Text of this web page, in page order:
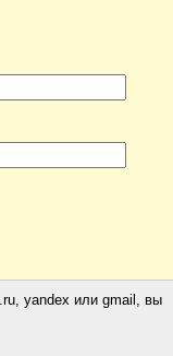
yandex или gmail, вы